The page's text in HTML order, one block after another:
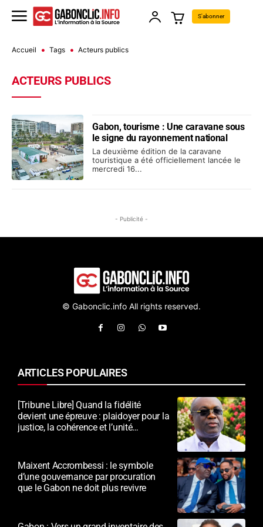
S'abonner
Accueil Tags Acteurs publics
ACTEURS PUBLICS
Gabon, tourisme : Une caravane sous
le signe du rayonnement national
La deuxième édition de la caravane
touristique a été officiellement lancée le
mercredi 16...
- Publicité -
© Gabonclic.info All rights reserved.
ARTICLES POPULAIRES
[Tribune Libre] Quand la fidélité
devient une épreuve : plaidoyer pour la
justice, la cohérence et l’unité
Maixent Accrombessi : le symbole
d’une gouvernance par procuration
que le Gabon ne doit plus revivre